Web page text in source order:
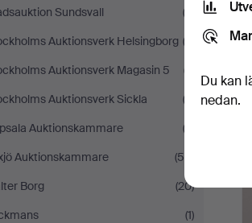
Sundsvall
(3)
Auktionsverk Helsingborg (2)
Auktionsverk Magasin 5
(7)
Auktionsverk Sickla
(2)
Auktionskammare
(2)
Auktionskammare
(54)
Borg
(20)
(1)
Du kan
nedan.